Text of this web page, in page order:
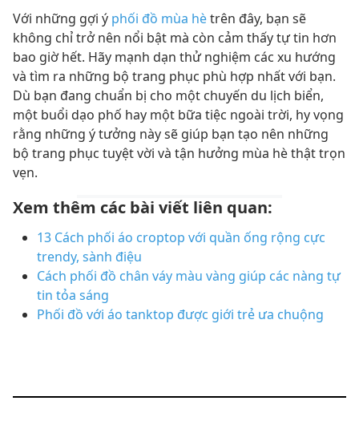
Với những gợi ý phối đồ mùa hètrên đây, bạn sẽ
không chỉ trở nên nổi bật mà còn cảm thấy tự tin hơn
bao giờ hết. Hãy mạnh dạn thử nghiệm các xu hướng
và tìm ra những bộ trang phục phù hợp nhất với bạn.
Dù bạn đang chuẩn bị cho một chuyến du lịch biển,
một buổi dạo phố hay một bữa tiệc ngoài trời, hy vọng
rằng những ý tưởng này sẽ giúp bạn tạo nên những
bộ trang phục tuyệt vời và tận hưởng mùa hè thật trọn
vẹn.
Xem thêm các bài viết liên quan:
13 Cách phối áo croptop với quần ống rộng cực
trendy, sành điệu
Cách phối đồ chân váy màu vàng giúp các nàng tự
tin tỏa sáng
Phối đồ với áo tanktop được giới trẻ ưa chuộng